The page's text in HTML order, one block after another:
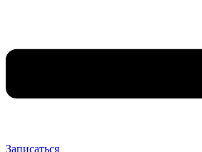
Записаться